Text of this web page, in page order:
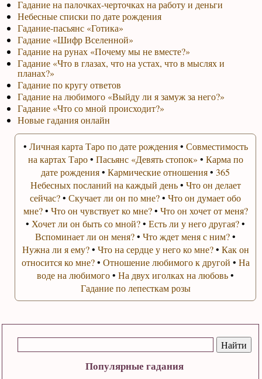
Популярные гадания
Гадание на палочках-черточках на работу и деньги
Небесные списки по дате рождения
Гадание-пасьянс «Готика»
Гадание «Шифр Вселенной»
Гадание на рунах «Почему мы не вместе?»
Гадание «Что в глазах, что на устах, что в мыслях и
планах?»
Гадание по кругу ответов
Гадание на любимого «Выйду ли я замуж за него?»
Гадание «Что со мной происходит?»
Новые гадания онлайн
• Личная карта Таро по дате рождения• Совместимость
на картах Таро• Пасьянс «Девять стопок» • Карма по
дате рождения•Кармические отношения•365
Небесных посланий на каждый день• Что он делает
сейчас?•Скучает ли он по мне?•Что он думает обо
мне?• Что он чувствует ко мне?• Что он хочет от меня?
• Хочет ли он быть со мной?•Есть ли у него другая?•
Вспоминает ли он меня?•Что ждет меня с ним?•
Нужна ли я ему?• Что на сердце у него ко мне?• Как он
относится ко мне?• Отношение любимого к другой • На
воде на любимого•На двух иголках на любовь•
Гадание по лепесткам розы